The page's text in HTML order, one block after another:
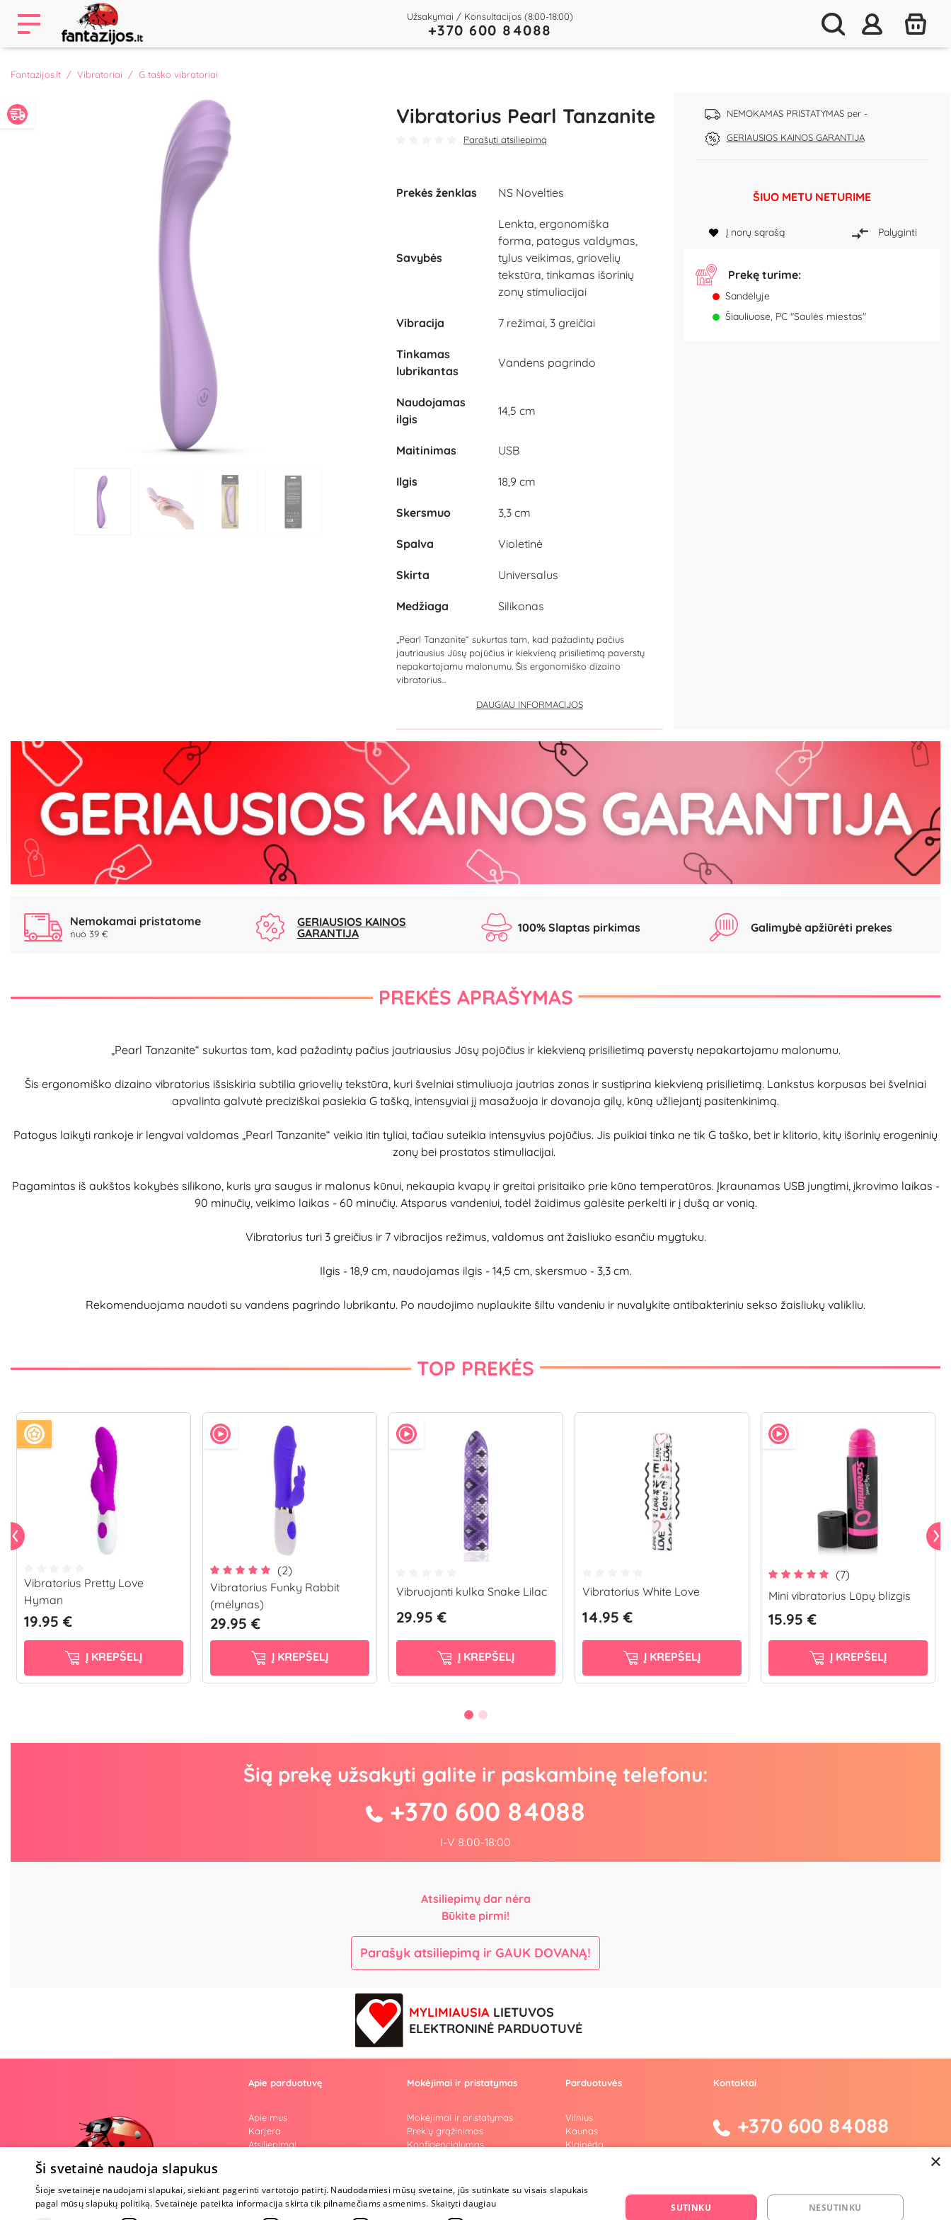
Užsakymai / Konsultacijos (8:00-18:00)
+370 600 84088
Fantazijos.lt Vibratoriai G taško vibratoriai
Vibratorius Pearl Tanzanite
Parašyti atsiliepimą
NEMOKAMAS PRISTATYMAS per -
GERIAUSIOS KAINOS GARANTIJA
Prekės ženklas NS Novelties
Savybės
Lenkta, ergonomiška
forma, patogus valdymas,
tylus veikimas, griovelių
tekstūra, tinkamas išorinių
zonų stimuliacijai
Vibracija 7 režimai, 3 greičiai
Tinkamas
lubrikantas
Vandens pagrindo
Naudojamas
ilgis
14,5 cm
Maitinimas USB
Ilgis 18,9 cm
Skersmuo 3,3 cm
Spalva Violetinė
Skirta Universalus
Medžiaga Silikonas
„Pearl Tanzanite“ sukurtas tam, kad pažadintų pačius
jautriausius Jūsų pojūčius ir kiekvieną prisilietimą paverstų
nepakartojamu malonumu. Šis ergonomiško dizaino
vibratorius...
DAUGIAU INFORMACIJOS
ŠIUO METU NETURIME
Į norų sąrašą Palyginti
Prekę turime:
Sandėlyje
Šiauliuose, PC "Saulės miestas"
Nemokamai pristatome
nuo 39 €
GERIAUSIOS KAINOS
GARANTIJA
100% Slaptas pirkimas Galimybė apžiūrėti prekes
PREKĖS APRAŠYMAS
„Pearl Tanzanite“ sukurtas tam, kad pažadintų pačius jautriausius Jūsų pojūčius ir kiekvieną prisilietimą paverstų nepakartojamu malonumu.
Šis ergonomiško dizaino vibratorius išsiskiria subtilia griovelių tekstūra, kuri švelniai stimuliuoja jautrias zonas ir sustiprina kiekvieną prisilietimą. Lankstus korpusas bei švelniai
apvalinta galvutė preciziškai pasiekia G tašką, intensyviai jį masažuoja ir dovanoja gilų, kūną užliejantį pasitenkinimą.
Patogus laikyti rankoje ir lengvai valdomas „Pearl Tanzanite“ veikia itin tyliai, tačiau suteikia intensyvius pojūčius. Jis puikiai tinka ne tik G taško, bet ir klitorio, kitų išorinių erogeninių
zonų bei prostatos stimuliacijai.
Pagamintas iš aukštos kokybės silikono, kuris yra saugus ir malonus kūnui, nekaupia kvapų ir greitai prisitaiko prie kūno temperatūros. Įkraunamas USB jungtimi, įkrovimo laikas -
90 minučių, veikimo laikas - 60 minučių. Atsparus vandeniui, todėl žaidimus galėsite perkelti ir į dušą ar vonią.
Vibratorius turi 3 greičius ir 7 vibracijos režimus, valdomus ant žaisliuko esančiu mygtuku.
Ilgis - 18,9 cm, naudojamas ilgis - 14,5 cm, skersmuo - 3,3 cm.
Rekomenduojama naudoti su vandens pagrindo lubrikantu. Po naudojimo nuplaukite šiltu vandeniu ir nuvalykite antibakteriniu sekso žaisliukų valikliu.
TOP PREKĖS
Vibratorius Pretty Love
Hyman
19.95 €
Į KREPŠELĮ
(2)
Vibratorius Funky Rabbit
(mėlynas)
29.95 €
Į KREPŠELĮ
Vibruojanti kulka Snake Lilac
29.95 €
Į KREPŠELĮ
Vibratorius White Love
14.95 €
Į KREPŠELĮ
(7)
Mini vibratorius Lūpų blizgis
15.95 €
Į KREPŠELĮ
Šią prekę užsakyti galite ir paskambinę telefonu:
+370 600 84088
I-V 8:00-18:00
Atsiliepimų dar nėra
Būkite pirmi!
Parašyk atsiliepimą ir GAUK DOVANĄ!
MYLIMIAUSIA LIETUVOS
ELEKTRONINĖ PARDUOTUVĖ
Apie parduotuvę
Apie mus
Karjera
Atsiliepimai
Prekiniai ženklai
Parama Ukrainai
Tapk ambasadoriumi
Mokėjimai ir pristatymas
Mokėjimai ir pristatymas
Prekių grąžinimas
Konfidencialumas
Lojalumo programa
Parduotuvės
Vilnius
Kaunas
Klaipėda
Kontaktai
+370 600 84088
facebook.com/Fantazijos.lt
×
Ši svetainė naudoja slapukus
Šioje svetainėje naudojami slapukai, siekiant pagerinti vartotojo patirtį. Naudodamiesi mūsų svetaine, jūs sutinkate su visais slapukais
pagal mūsų slapukų politiką. Svetainėje pateikta informacija skirta tik pilnamečiams asmenims. Skaityti daugiau SUTINKU NESUTINKU